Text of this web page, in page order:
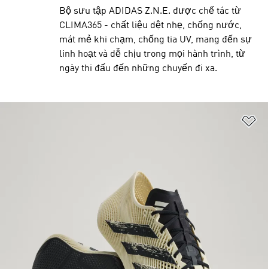
Bộ sưu tập ADIDAS Z.N.E. được chế tác từ
CLIMA365 - chất liệu dệt nhẹ, chống nước,
mát mẻ khi chạm, chống tia UV, mang đến sự
linh hoạt và dễ chịu trong mọi hành trình, từ
ngày thi đấu đến những chuyến đi xa.